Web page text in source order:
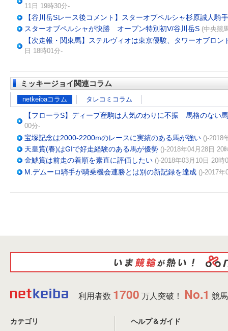
11日 19時30分-
【谷川岳Sレース後コメント】スターオブペルシャ杉原誠人騎
スターオブペルシャが快勝 オープン特別初V/谷川岳S (中央競
【次走報・関東馬】ステルヴィオは東京優駿、タワーオブロン
日 18時01分-
ミッキージョイ関連コラム
netkeibaコラム タレコミコラム
【フローラS】ディープ産駒は人気のわりに不振 馬格のない
00分-
宝塚記念は2000-2200mのレースに実績のある馬が強い ()-2018
天皇賞(春)はGIで好走経験のある馬が優勢 ()-2018年04月28日 20
金鯱賞は前走の着順を素直に評価したい ()-2018年03月10日 20時
M.デムーロ騎手が騎乗機会連勝とは別の新記録を達成 ()-2017年
利用者数 1700 万人突破！ No.1 競
カテゴリ ヘルプ＆ガイド